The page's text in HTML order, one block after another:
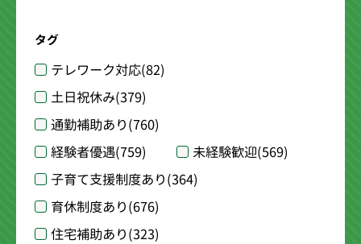
タグ
テレワーク対応(82)
土日祝休み(379)
通勤補助あり(760)
経験者優遇(759) 未経験歓迎(569)
子育て支援制度あり(364)
育休制度あり(676)
住宅補助あり(323)